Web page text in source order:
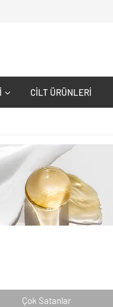
CILT ÜRÜNLERI
Çok Satanlar